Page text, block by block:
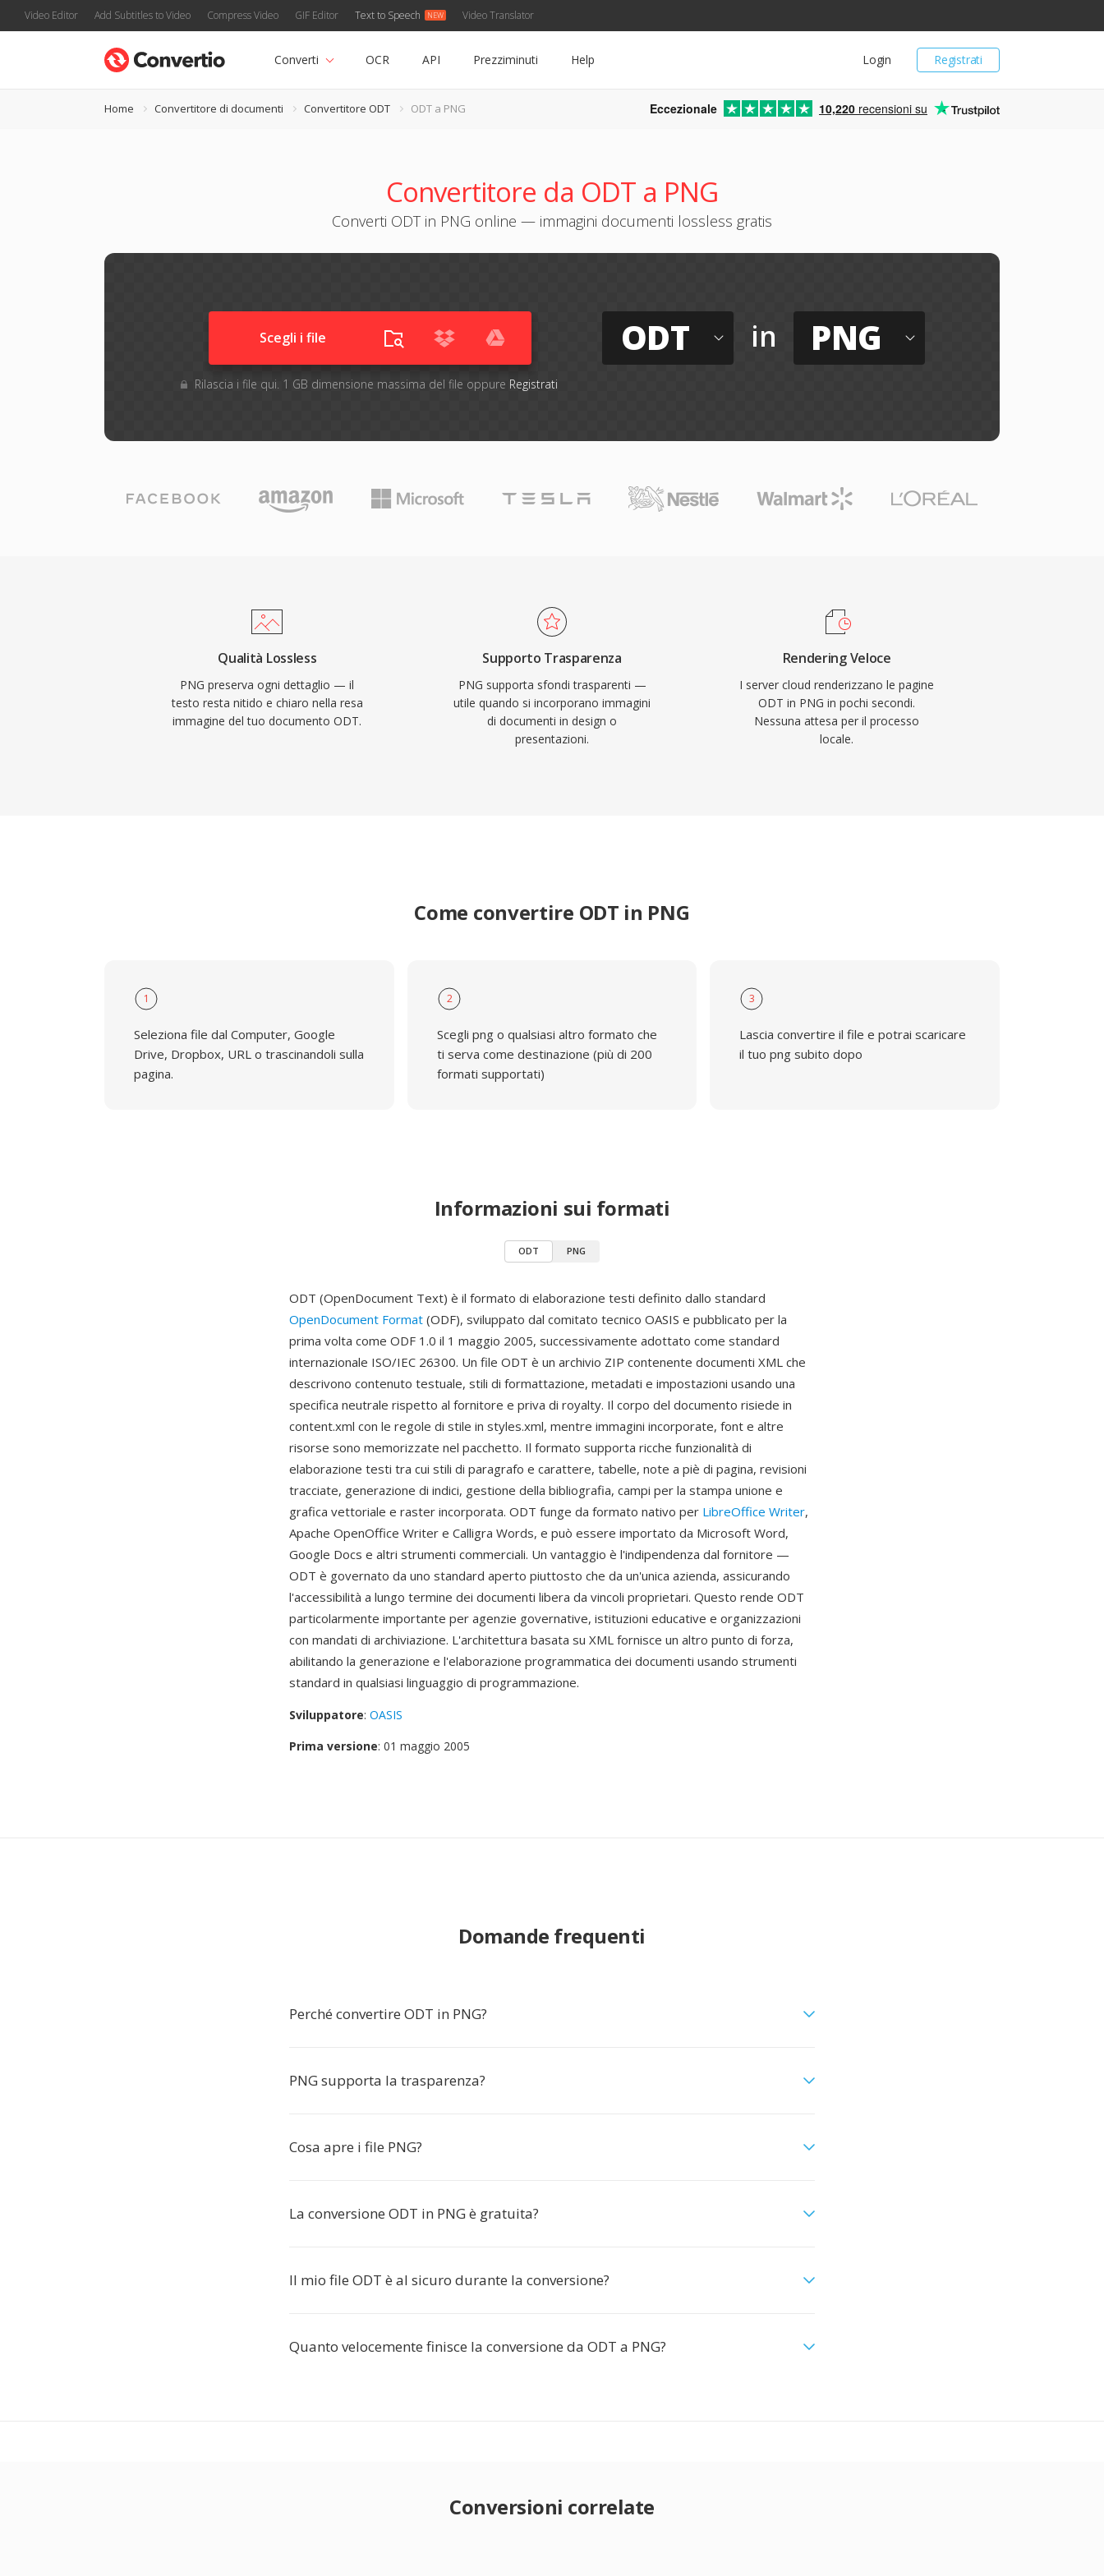
Video Editor Add Subtitles to Video Compress Video GIF Editor Text to Speech Video Translator
Registrati
Login
Converti OCR API Prezziminuti Help
Home Convertitore di documenti Convertitore ODT ODT a PNG Eccezionale 10,220 recensioni su
Convertitore da ODT a PNG
Converti ODT in PNG online — immagini documenti lossless gratis
Scegli i file
Rilascia i file qui. 1 GB dimensione massima del file oppure Registrati
ODT in PNG
Qualità Lossless
PNG preserva ogni dettaglio — il
testo resta nitido e chiaro nella resa
immagine del tuo documento ODT.
Supporto Trasparenza
PNG supporta sfondi trasparenti —
utile quando si incorporano immagini
di documenti in design o
presentazioni.
Rendering Veloce
I server cloud renderizzano le pagine
ODT in PNG in pochi secondi.
Nessuna attesa per il processo
locale.
Come convertire ODT in PNG
1
Seleziona file dal Computer, Google
Drive, Dropbox, URL o trascinandoli sulla
pagina.
2
Scegli png o qualsiasi altro formato che
ti serva come destinazione (più di 200
formati supportati)
3
Lascia convertire il file e potrai scaricare
il tuo png subito dopo
Informazioni sui formati
ODT PNG
ODT (OpenDocument Text) è il formato di elaborazione testi definito dallo standard
OpenDocument Format (ODF), sviluppato dal comitato tecnico OASIS e pubblicato per la
prima volta come ODF 1.0 il 1 maggio 2005, successivamente adottato come standard
internazionale ISO/IEC 26300. Un file ODT è un archivio ZIP contenente documenti XML che
descrivono contenuto testuale, stili di formattazione, metadati e impostazioni usando una
specifica neutrale rispetto al fornitore e priva di royalty. Il corpo del documento risiede in
content.xml con le regole di stile in styles.xml, mentre immagini incorporate, font e altre
risorse sono memorizzate nel pacchetto. Il formato supporta ricche funzionalità di
elaborazione testi tra cui stili di paragrafo e carattere, tabelle, note a piè di pagina, revisioni
tracciate, generazione di indici, gestione della bibliografia, campi per la stampa unione e
grafica vettoriale e raster incorporata. ODT funge da formato nativo per LibreOffice Writer,
Apache OpenOffice Writer e Calligra Words, e può essere importato da Microsoft Word,
Google Docs e altri strumenti commerciali. Un vantaggio è l'indipendenza dal fornitore —
ODT è governato da uno standard aperto piuttosto che da un'unica azienda, assicurando
l'accessibilità a lungo termine dei documenti libera da vincoli proprietari. Questo rende ODT
particolarmente importante per agenzie governative, istituzioni educative e organizzazioni
con mandati di archiviazione. L'architettura basata su XML fornisce un altro punto di forza,
abilitando la generazione e l'elaborazione programmatica dei documenti usando strumenti
standard in qualsiasi linguaggio di programmazione.
Sviluppatore: OASIS
Prima versione: 01 maggio 2005
Domande frequenti
Perché convertire ODT in PNG?
PNG supporta la trasparenza?
Cosa apre i file PNG?
La conversione ODT in PNG è gratuita?
Il mio file ODT è al sicuro durante la conversione?
Quanto velocemente finisce la conversione da ODT a PNG?
Conversioni correlate